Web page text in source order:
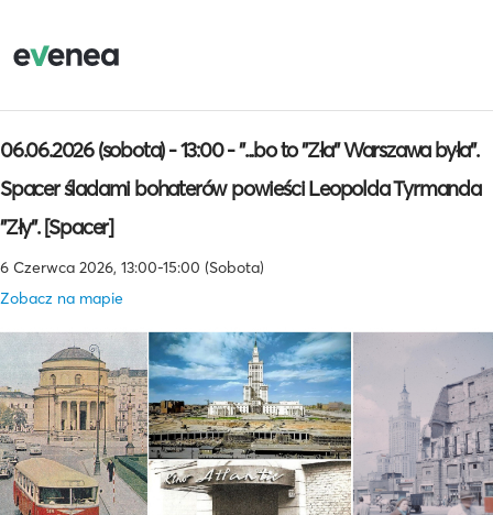
06.06.2026 (sobota) - 13:00 - "...bo to "Zła" Warszawa była".
Spacer śladami bohaterów powieści Leopolda Tyrmanda
"Zły". [Spacer]
6 Czerwca 2026, 13:00-15:00 (Sobota)
Zobacz na mapie